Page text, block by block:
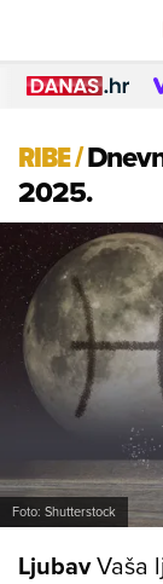
RIBE/
2025.
Foto: Shutterstock
LjubavVaša